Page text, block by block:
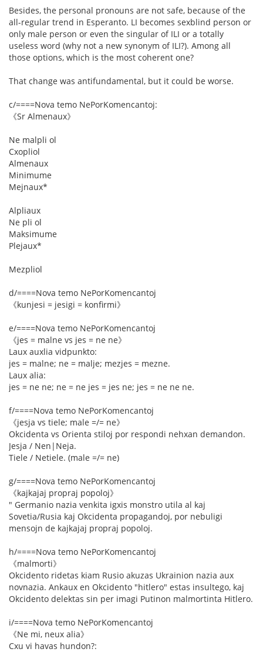
Besides, the personal pronouns are not safe, because of the
all-regular trend in Esperanto. LI becomes sexblind person or
only male person or even the singular of ILI or a totally
useless word (why not a new synonym of ILI?). Among all
those options, which is the most coherent one?
That change was antifundamental, but it could be worse.
c/====Nova temo NePorKomencantoj:
《Sr Almenaux》
Ne malpli ol
Cxopliol
Almenaux
Minimume
Mejnaux*
Alpliaux
Ne pli ol
Maksimume
Plejaux*
Mezpliol
d/====Nova temo NePorKomencantoj
《kunjesi = jesigi = konfirmi》
e/====Nova temo NePorKomencantoj
《jes = malne vs jes = ne ne》
Laux auxlia vidpunkto:
jes = malne; ne = malje; mezjes = mezne.
Laux alia:
jes = ne ne; ne = ne jes = jes ne; jes = ne ne ne.
f/====Nova temo NePorKomencantoj
《jesja vs tiele; male =/= ne》
Okcidenta vs Orienta stiloj por respondi nehxan demandon.
Jesja / Nen|Neja.
Tiele / Netiele. (male =/= ne)
g/====Nova temo NePorKomencantoj
《kajkajaj propraj popoloj》
" Germanio nazia venkita igxis monstro utila al kaj
Sovetia/Rusia kaj Okcidenta propagandoj, por nebuligi
mensojn de kajkajaj propraj popoloj.
h/====Nova temo NePorKomencantoj
《malmorti》
Okcidento ridetas kiam Rusio akuzas Ukrainion nazia aux
novnazia. Ankaux en Okcidento "hitlero" estas insultego, kaj
Okcidento delektas sin per imagi Putinon malmortinta Hitlero.
i/====Nova temo NePorKomencantoj
《Ne mi, neux alia》
Cxu vi havas hundon?: